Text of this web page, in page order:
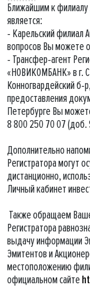
Ближайшим к филиалу
является:
- Карельский филиал
вопросов Вы можете
- Трансфер-агент
«НОВИКОМБАНК» в г.
Конногвардейский б-
предоставления
Петербурге Вы
8 800 250 70 07 (доб.
Дополнительно
Регистратора могут
дистанционно,
Личный кабинет
Также обращаем
Регистратора
выдачу информации
Эмитентов и
местоположению
официальном сайте